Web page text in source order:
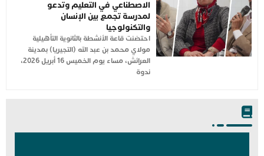
الاصطناعي في التعليم وتدعو
لمدرسة تجمع بين الإنسان
والتكنولوجيا
احتضنت قاعة الأنشطة بالثانوية التأهيلية
مولاي محمد بن عبد الله (التجيريا) بمدينة
العرائش، مساء يوم الخميس 16 أبريل 2026،
ندوة